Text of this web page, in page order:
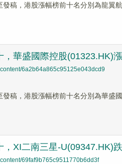
發稿，港股漲幅榜前十名分別為龍
，華盛國際控股
6a2b64a865c95125e043dcd9
發稿，港股漲幅榜前十名分別為華
，XI二南三星-U(09347.HK)
69faf9b765c9511770b6dd3f